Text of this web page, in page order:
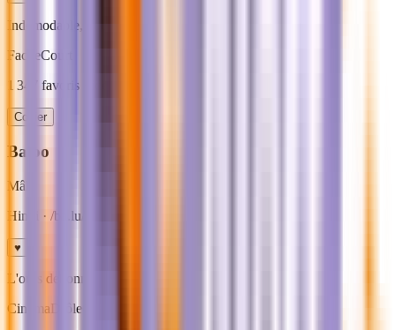
Indemodable, doux pour mâle ou femelle.
FacileCourt
1 347
favoris · ideal
Copier
Baloo
Mâle
Hindi
· /ba.lu/
♥
L'ours debonnaire du Livre de la jungle.
CinemaDrôle